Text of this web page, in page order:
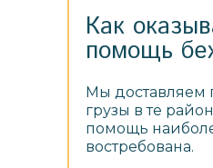
Мы доставляем
грузы в те
помощь
востребована.
Как
помощь